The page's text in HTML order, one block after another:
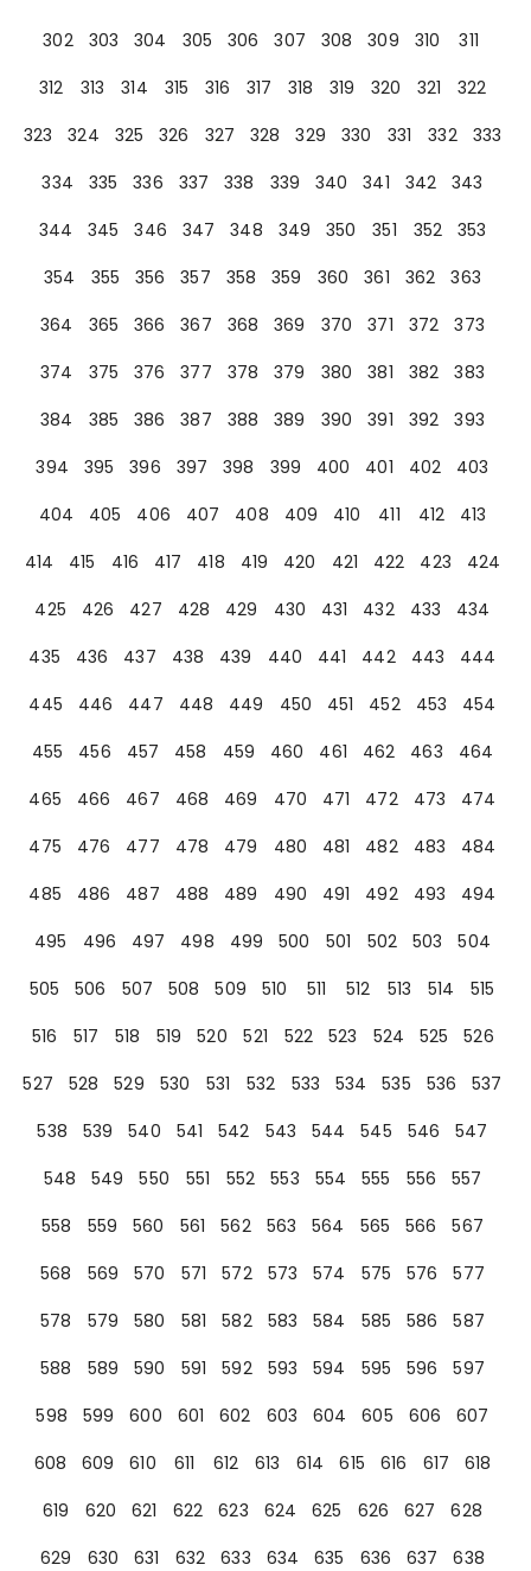
302
303 304 305 306 307 308 309 310
311
312
313 314 315 316 317 318 319 320 321
322
323
324 325 326 327 328 329 330 331 332
333
334
335 336 337 338 339 340 341 342
343
344
345 346 347 348 349 350 351 352
353
354
355 356 357 358 359 360 361 362
363
364
365 366 367 368 369 370 371 372
373
374
375 376 377 378 379 380 381 382
383
384
385 386 387 388 389 390 391 392
393
394
395 396 397 398 399 400 401 402
403
404
405 406 407 408 409 410 411 412
413
414
415 416 417 418 419 420 421 422 423
424
425
426 427 428 429 430 431 432 433
434
435
436 437 438 439 440 441 442 443
444
445
446 447 448 449 450 451 452 453
454
455
456 457 458 459 460 461 462 463
464
465
466 467 468 469 470 471 472 473
474
475
476 477 478 479 480 481 482 483
484
485
486 487 488 489 490 491 492 493
494
495
496 497 498 499 500 501 502 503
504
505
506 507 508 509 510 511 512 513 514
515
516
517 518 519 520 521 522 523 524 525
526
527
528 529 530 531 532 533 534 535 536
537
538
539 540 541 542 543 544 545 546
547
548
549 550 551 552 553 554 555 556
557
558
559 560 561 562 563 564 565 566
567
568
569 570 571 572 573 574 575 576
577
578
579 580 581 582 583 584 585 586
587
588
589 590 591 592 593 594 595 596
597
598
599 600 601 602 603 604 605 606
607
608
609 610 611 612 613 614 615 616 617
618
619
620 621 622 623 624 625 626 627
628
629
630 631 632 633 634 635 636 637
638